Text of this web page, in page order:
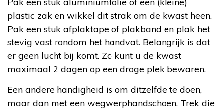
Pak een stuk aluminiumfolie of een (kleine)
plastic zak en wikkel dit strak om de kwast heen.
Pak een stuk afplaktape of plakband en plak het
stevig vast rondom het handvat. Belangrijk is dat
er geen lucht bij komt. Zo kunt u de kwast
maximaal 2 dagen op een droge plek bewaren.
Een andere handigheid is om ditzelfde te doen,
maar dan met een wegwerphandschoen. Trek die